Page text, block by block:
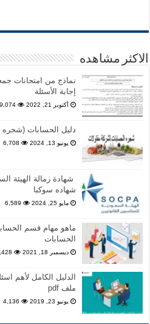
الاكثر مشاهده
نماذج من امتحانات
إجابة الأسئلة
أكتوبر 21, 2022 9,074
دليل الحسابات (شجره
يونيو 13, 2024 6,708
شهادة زمالة الهيئة
شهاده سوكبا
مايو 25, 2024 6,589
ماهو مهام قسم
الحسابات
ديسمبر 18, 2021
الدليل الكامل لأهم
ملف pdf
يونيو 23, 2019 4,136